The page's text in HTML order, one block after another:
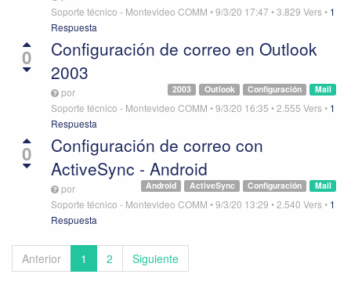
Soporte técnico - Montevideo COMM •9/3/20 17:47 •3.829 Vers• 1
Respuesta
0
Configuración de correo en Outlook
2003
Mail
Configuración
Outlook
2003
por
Soporte técnico - Montevideo COMM •9/3/20 16:35 •2.555 Vers• 1
Respuesta
0
Configuración de correo con
ActiveSync - Android
Mail
Configuración
ActiveSync
Android
por
Soporte técnico - Montevideo COMM •9/3/20 13:29 •2.540 Vers• 1
Respuesta
Anterior 1 2 Siguiente